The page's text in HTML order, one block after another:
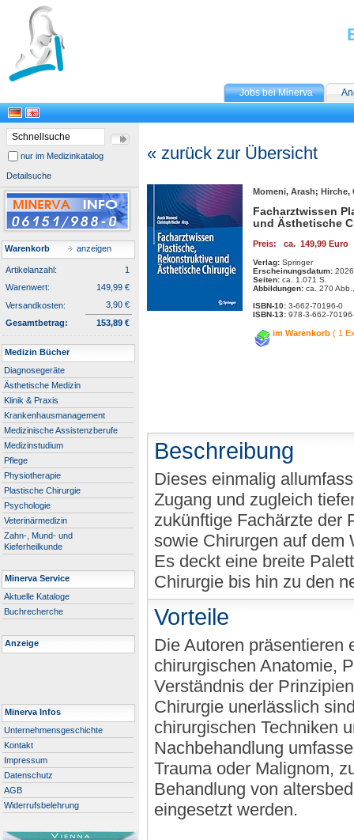
Jobs bei Minerva
nur im Medizinkatalog
Detailsuche
Warenkorb anzeigen
Artikelanzahl:
1
Warenwert:
149,99 €
Versandkosten:
3,90 €
Gesamtbetrag:
153,89 €
Medizin Bücher
Diagnosegeräte
Ästhetische Medizin
Klinik & Praxis
Krankenhausmanagement
Medizinische Assistenzberufe
Medizinstudium
Pflege
Physiotherapie
Plastische Chirurgie
Psychologie
Veterinärmedizin
Zahn-, Mund- und
Kieferheilkunde
Minerva Service
Aktuelle Kataloge
Buchrecherche
Anzeige
Minerva Infos
Unternehmensgeschichte
Kontakt
Impressum
Datenschutz
AGB
Widerrufsbelehrung
« zurück zur Übersicht
Momeni, Arash; Hirche,
Facharztwissen
und Ästhetische
Preis: ca. 149,99 Euro
Verlag: Springer
Erscheinungsdatum: 2026
Seiten: ca. 1.071 S.
Abbildungen: ca. 270 Abb.,
ISBN-10: 3-662-70196-0
ISBN-13: 978-3-662-
im Warenkorb ( 1
Beschreibung
Dieses einmalig
Zugang und zugleich
zukünftige Fachärzte der
sowie Chirurgen auf dem
Es deckt eine breite
Chirurgie bis hin zu den
Vorteile
Die Autoren präsentieren
chirurgischen Anatomie,
Verständnis der
Chirurgie unerlässlich
chirurgischen Techniken
Nachbehandlung
Trauma oder Malignom,
Behandlung von
eingesetzt werden.